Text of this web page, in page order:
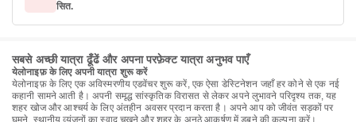
सित.
सबसे अच्छी यात्रा ढूँढें और अपना परफ़ेक्ट यात्रा अनुभव पाएँ
येलोनाइफ़ के लिए अपनी यात्रा शुरू करें
येलोनाइफ़ के लिए एक अविस्मरणीय एडवेंचर शुरू करें, एक ऐसा डेस्टिनेशन जहाँ हर कोने से एक नई
कहानी सामने आती है। अपनी समृद्ध सांस्कृतिक विरासत से लेकर अपने लुभावने परिदृश्य तक, यह
शहर खोज और आश्चर्य के लिए अंतहीन अवसर प्रदान करता है। अपने आप को जीवंत सड़कों पर
घूमने, स्थानीय व्यंजनों का स्वाद चखने और शहर के अनूठे आकर्षण में डूबने की कल्पना करें।